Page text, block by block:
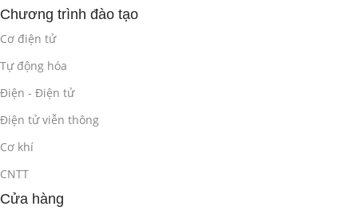
Chương trình đào tạo
Cơ điện tử
Tự động hóa
Điện - Điện tử
Điện tử viễn thông
Cơ khí
CNTT
Cửa hàng